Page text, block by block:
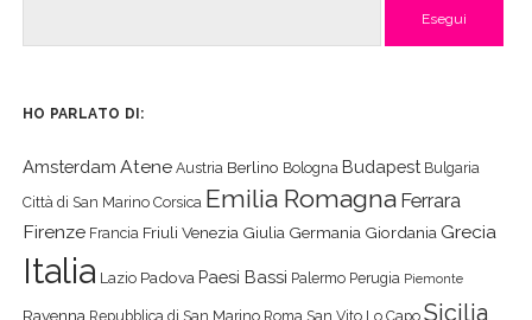
HO PARLATO DI:
Amsterdam Atene Austria Berlino Bologna Budapest Bulgaria
Città di San Marino Corsica Emilia Romagna Ferrara
Firenze Francia Friuli Venezia Giulia Germania Giordania Grecia
Italia Lazio Padova Paesi Bassi Palermo Perugia Piemonte
Ravenna Repubblica di San Marino Roma San Vito Lo Capo Sicilia